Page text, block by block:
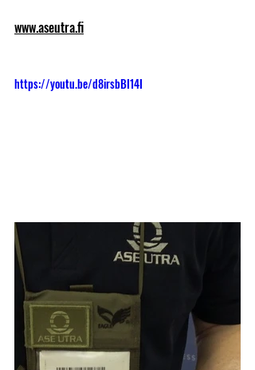
www.aseutra.fi
https://youtu.be/d8irsbBI14I